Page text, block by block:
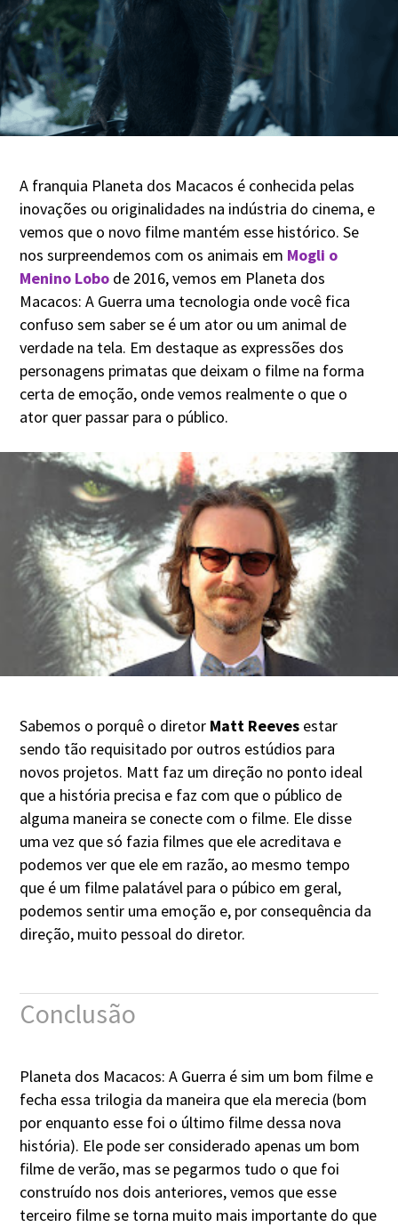
A franquia Planeta dos Macacos é conhecida pelas
inovações ou originalidades na indústria do cinema, e
vemos que o novo filme mantém esse histórico. Se
nos surpreendemos com os animais em Mogli o
Menino Lobo de 2016, vemos em Planeta dos
Macacos: A Guerra uma tecnologia onde você fica
confuso sem saber se é um ator ou um animal de
verdade na tela. Em destaque as expressões dos
personagens primatas que deixam o filme na forma
certa de emoção, onde vemos realmente o que o
ator quer passar para o público.
Sabemos o porquê o diretor Matt Reeves estar
sendo tão requisitado por outros estúdios para
novos projetos. Matt faz um direção no ponto ideal
que a história precisa e faz com que o público de
alguma maneira se conecte com o filme. Ele disse
uma vez que só fazia filmes que ele acreditava e
podemos ver que ele em razão, ao mesmo tempo
que é um filme palatável para o púbico em geral,
podemos sentir uma emoção e, por consequência da
direção, muito pessoal do diretor.
Conclusão
Planeta dos Macacos: A Guerra é sim um bom filme e
fecha essa trilogia da maneira que ela merecia (bom
por enquanto esse foi o último filme dessa nova
história). Ele pode ser considerado apenas um bom
filme de verão, mas se pegarmos tudo o que foi
construído nos dois anteriores, vemos que esse
terceiro filme se torna muito mais importante do que